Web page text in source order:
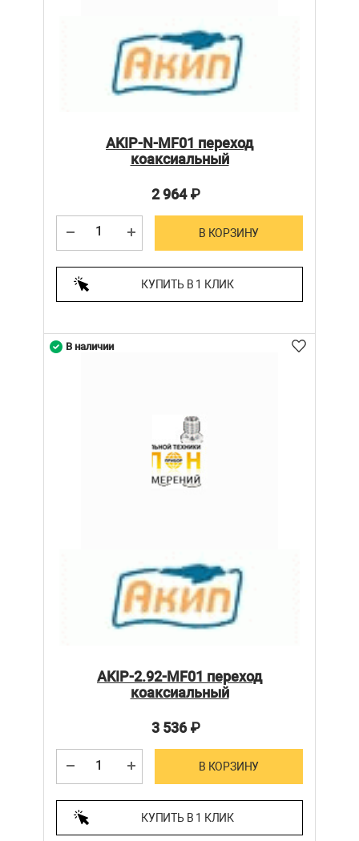
AKIP-N-MF01 переход
коаксиальный
2 964₽
В КОРЗИНУ
КУПИТЬ В 1 КЛИК
AKIP-2.92-MF01 переход
коаксиальный
3 536₽
В КОРЗИНУ
КУПИТЬ В 1 КЛИК
В наличии